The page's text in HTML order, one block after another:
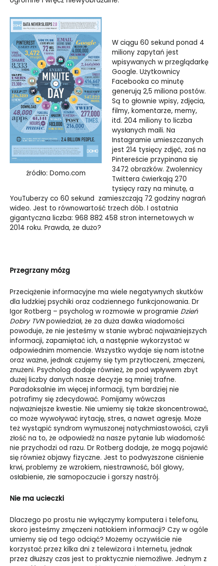
źródło: Domo.com
W ciągu 60 sekund ponad 4
miliony zapytań jest
wpisywanych w przeglądarkę
Google. Użytkownicy
Facebooka co minutę
generują 2,5 miliona postów.
Są to głownie wpisy, zdjęcia,
filmy, komentarze, memy,
itd. 204 miliony to liczba
wysłanych maili. Na
Instagramie umieszczanych
jest 214 tysięcy zdjęć, zaś na
Pintereście przypinana się
3472 obrazków. Zwolennicy
Twittera ćwierkają 270
tysięcy razy na minutę, a
YouTuberzy co 60 sekund zamieszczają 72 godziny nagrań
wideo. Jest to równowartość trzech dób. I ostatnia
gigantyczna liczba: 968 882 458 stron internetowych w
2014 roku. Prawda, że dużo?
Przegrzany mózg
Przeciążenie informacyjne ma wiele negatywnych skutków
dla ludzkiej psychiki oraz codziennego funkcjonowania. Dr
Igor Rotberg – psycholog w rozmowie w programie Dzień
Dobry TVNpowiedział, że za duża dawka wiadomości
powoduje, że nie jesteśmy w stanie wybrać najważniejszych
informacji, zapamiętać ich, a następnie wykorzystać w
odpowiednim momencie. Wszystko wydaje się nam istotne
oraz ważne, jednak czujemy się tym przytłoczeni, zmęczeni,
znużeni. Psycholog dodaje również, że pod wpływem zbyt
dużej liczby danych nasze decyzje są mniej trafne.
Paradoksalnie im więcej informacji, tym bardziej nie
potrafimy się zdecydować. Pomijamy wówczas
najważniejsze kwestie. Nie umiemy się także skoncentrować,
co może wywoływać irytację, stres, a nawet agresję. Może
też wystąpić syndrom wymuszonej natychmiastowości, czyli
złość na to, że odpowiedź na nasze pytanie lub wiadomość
nie przychodzi od razu. Dr Rotberg dodaje, że mogą pojawić
się również objawy fizyczne. Jest to podwyższone ciśnienie
krwi, problemy ze wzrokiem, niestrawność, ból głowy,
osłabienie, złe samopoczucie i gorszy nastrój.
Nie ma ucieczki
Dlaczego po prostu nie wyłączymy komputera i telefonu,
skoro jesteśmy zmęczeni natłokiem informacji? Czy w ogóle
umiemy się od tego odciąć? Możemy oczywiście nie
korzystać przez kilka dni z telewizora i Internetu, jednak
przez dłuższy czas jest to praktycznie niemożliwe. Jednym z